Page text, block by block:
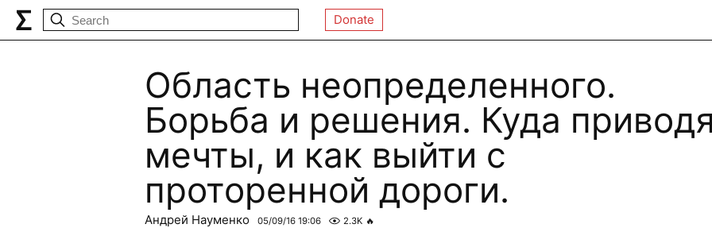
Donate
Область неопределенного.
Борьба и решения. Куда
мечты, и как выйти с
проторенной дороги.
Андрей Науменко 05/09/16 19:06 2.3K 🔥